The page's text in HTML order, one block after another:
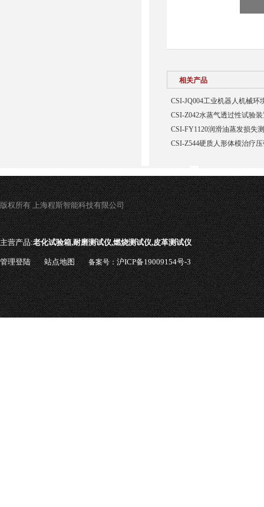
相关产品
CSI-JQ004工业机器人机械
CSI-Z042水蒸气透过性试验
CSI-FY1120润滑油蒸发损失
CSI-Z544硬质人形体模治疗
版权所有 上海程斯智能科技有限公司
主营产品:老化试验箱,耐磨测试仪,燃烧测试仪,皮革测试仪
管理登陆 站点地图 备案号：沪ICP备19009154号-3